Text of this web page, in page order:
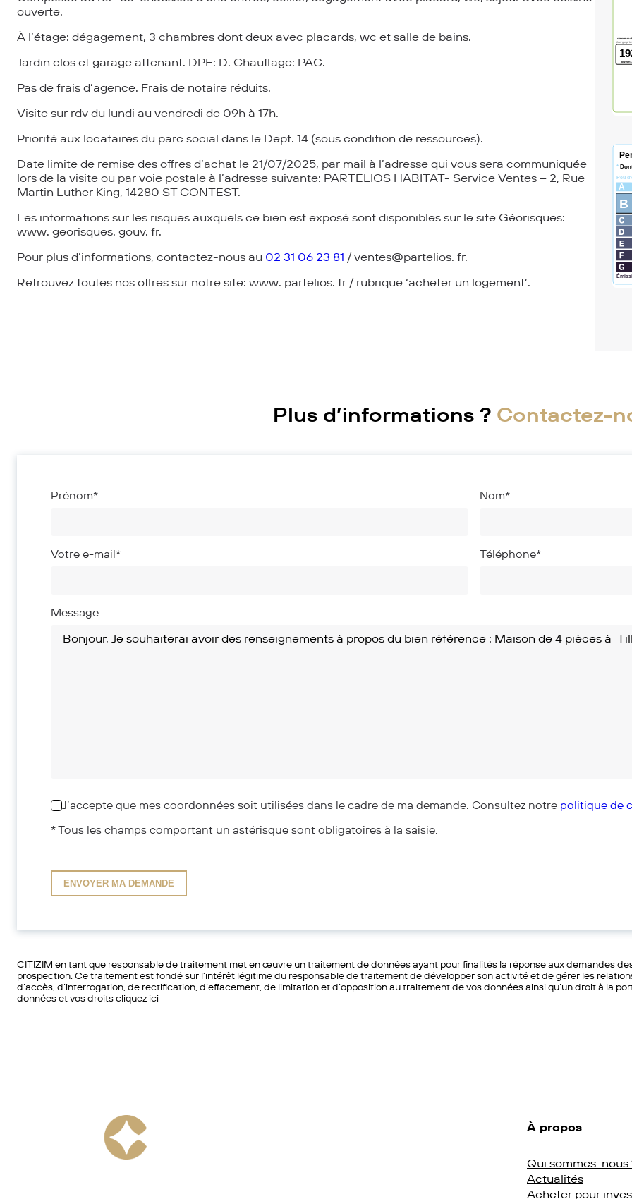
ouverte.
À l’étage: dégagement, 3 chambres dont deux avec placards, wc et salle de bains.
Jardin clos et garage attenant. DPE: D. Chauffage: PAC.
Pas de frais d’agence. Frais de notaire réduits.
Visite sur rdv du lundi au vendredi de 09h à 17h.
Priorité aux locataires du parc social dans le Dept. 14 (sous condition de ressources).
Date limite de remise des offres d’achat le 21/07/2025, par mail à l’adresse qui vous sera communiquée
lors de la visite ou par voie postale à l’adresse suivante: PARTELIOS HABITAT- Service Ventes – 2, Rue
Martin Luther King, 14280 ST CONTEST.
Les informations sur les risques auxquels ce bien est exposé sont disponibles sur le site Géorisques:
www. georisques. gouv. fr.
Pour plus d’informations, contactez-nous au 02 31 06 23 81 / ventes@partelios. fr.
Retrouvez toutes nos offres sur notre site: www. partelios. fr / rubrique ‘acheter un logement’.
Plus d’informations ? Contactez-
Prénom* Nom*
Votre e-mail* Téléphone*
Message
J’accepte que mes coordonnées soit utilisées dans le cadre de ma demande. Consultez notre politique de
* Tous les champs comportant un astérisque sont obligatoires à la saisie.
CITIZIM en tant que responsable de traitement met en œuvre un traitement de données ayant pour finalités la réponse aux demandes
prospection. Ce traitement est fondé sur l’intérêt légitime du responsable de traitement de développer son activité et de gérer les
d’accès, d’interrogation, de rectification, d’effacement, de limitation et d’opposition au traitement de vos données ainsi qu’un droit à la
données et vos droits cliquez ici
À propos
Qui sommes-nous
Actualités
Acheter pour